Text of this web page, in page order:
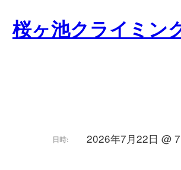
桜ヶ池クライミン
日時: 2026年7月22日 @